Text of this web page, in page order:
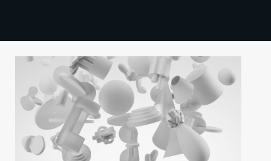
TECHBBS
HINTA.FI
KAUPPA
VAIHDA TEEMA